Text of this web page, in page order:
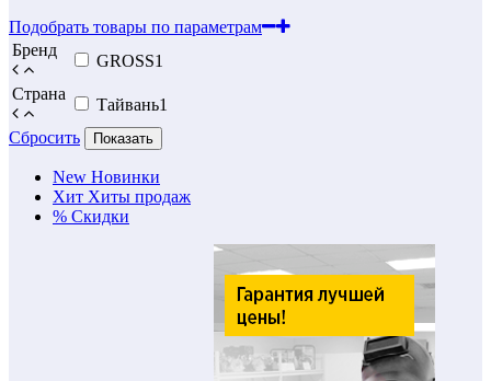
Подобрать товары по параметрам
Бренд
GROSS1
Страна
Тайвань1
Сбросить
Показать
New Новинки
Хит Хиты продаж
% Скидки